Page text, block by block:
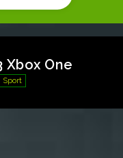
Xbox One
Sport